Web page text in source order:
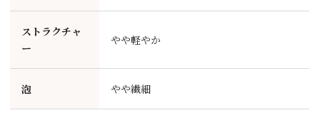
ストラクチャ
ー
やや軽やか
泡 やや繊細